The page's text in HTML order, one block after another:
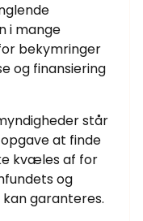
i mange
bekymringer
og finansiering
står
at finde
kvæles af for
og
garanteres.